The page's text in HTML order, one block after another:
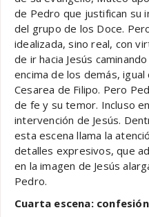
de Pedro que justifican su
del grupo de los Doce.
idealizada, sino real, con
de ir hacia Jesús
encima de los demás,
Cesarea de Filipo. Pero
de fe y su temor. Incluso
intervención de Jesús.
esta escena llama la
detalles expresivos, que
en la imagen de Jesús
Pedro.
Cuarta escena: